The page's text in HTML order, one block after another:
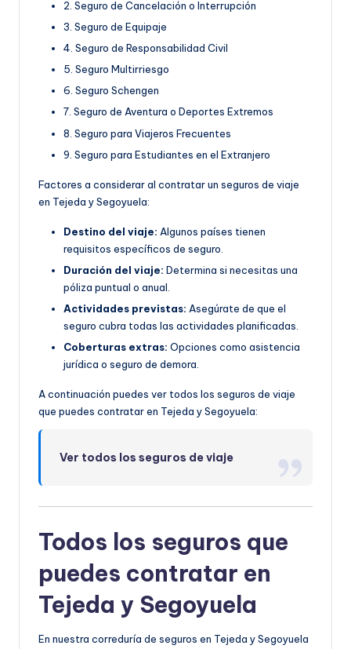
2. Seguro de Cancelación o Interrupción
3. Seguro de Equipaje
4. Seguro de Responsabilidad Civil
5. Seguro Multirriesgo
6. Seguro Schengen
7. Seguro de Aventura o Deportes Extremos
8. Seguro para Viajeros Frecuentes
9. Seguro para Estudiantes en el Extranjero
Factores a considerar al contratar un seguros de viaje
en Tejeda y Segoyuela:
Destino del viaje: Algunos países tienen
requisitos específicos de seguro.
Duración del viaje: Determina si necesitas una
póliza puntual o anual.
Actividades previstas: Asegúrate de que el
seguro cubra todas las actividades planificadas.
Coberturas extras: Opciones como asistencia
jurídica o seguro de demora.
A continuación puedes ver todos los seguros de viaje
que puedes contratar en Tejeda y Segoyuela:
Ver todos los seguros de viaje
Todos los seguros que
puedes contratar en
Tejeda y Segoyuela
En nuestra correduría de seguros en Tejeda y Segoyuela